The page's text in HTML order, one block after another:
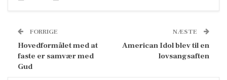
FORRIGE
Hovedformålet med at
faste er samvær med
Gud
NÆSTE
American Idol blev til en
lovsangsaften